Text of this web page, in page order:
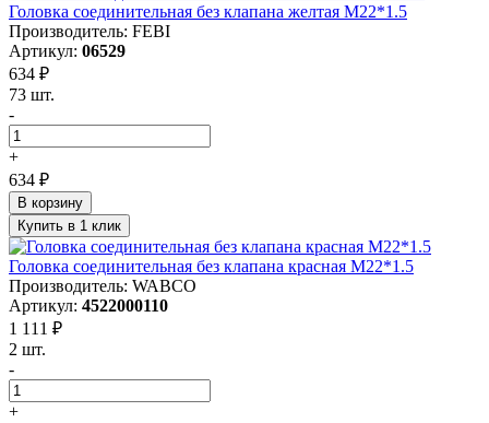
Головка соединительная без клапана желтая M22*1.5
Производитель: FEBI
Артикул: 06529
634 ₽
73 шт.
-
+
634 ₽
В корзину
Купить в 1 клик
Головка соединительная без клапана красная M22*1.5
Производитель: WABCO
Артикул: 4522000110
1 111 ₽
2 шт.
-
+